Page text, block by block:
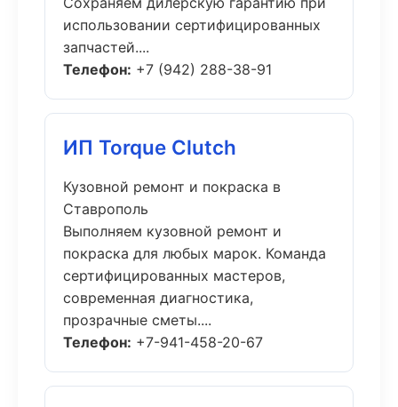
использовании сертифицированных
запчастей....
Телефон: +7 (942) 288-38-91
ИП Torque Clutch
Кузовной ремонт и покраска в
Ставрополь
Выполняем кузовной ремонт и
покраска для любых марок. Команда
сертифицированных мастеров,
современная диагностика,
прозрачные сметы....
Телефон: +7-941-458-20-67